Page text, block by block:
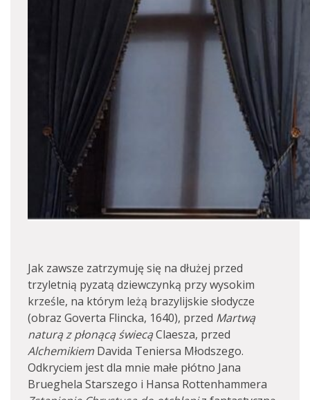
Jak zawsze zatrzymuję się na dłużej przed
trzyletnią pyzatą dziewczynką przy wysokim
krześle, na którym leżą brazylijskie słodycze
(obraz Goverta Flincka, 1640), przed Martwą
naturą z płonącą świecąClaesza, przed
Alchemikiem Davida Teniersa Młodszego.
Odkryciem jest dla mnie małe płótno Jana
Brueghela Starszego i Hansa Rottenhammera